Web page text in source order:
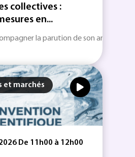
collectives :
en...
la parution de son article
et marchés
De 11h00 à 12h00